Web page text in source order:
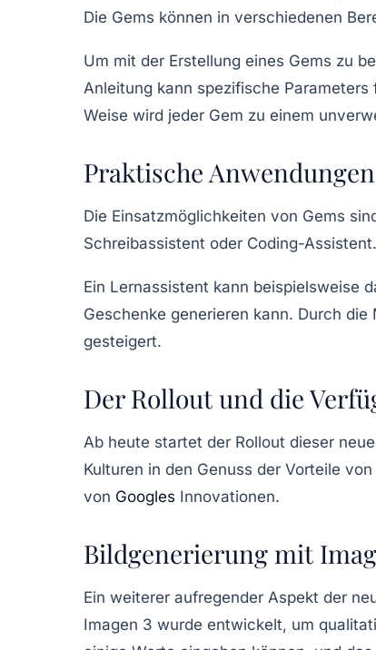
Die Gems können in verschiedenen
Um mit der Erstellung eines Gems zu
Anleitung kann spezifische
Weise wird jeder Gem zu einem
Praktische
Die Einsatzmöglichkeiten von Gems
Schreibassistent oder Coding-Assistent
Ein Lernassistent kann beispielsweise
Geschenke generieren kann. Durch
gesteigert.
Der Rollout und die
Ab heute startet der Rollout dieser
Kulturen in den Genuss der Vorteile
von Googles Innovationen.
Bildgenerierung mit
Ein weiterer aufregender Aspekt der
Imagen 3 wurde entwickelt, um